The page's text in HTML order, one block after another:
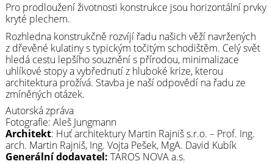
Pro prodloužení životnosti konstrukce jsou horizontální prvky
kryté plechem.
Rozhledna konstrukčně rozvíjí řadu našich věží navržených
z dřevěné kulatiny s typickým točitým schodištěm. Celý svět
hledá cestu lepšího souznění s přírodou, minimalizace
uhlíkové stopy a vybřednutí z hluboké krize, kterou
architektura prožívá. Stavba je naší odpovědí na řadu ze
zmíněných otázek.
Autorská zpráva
Fotografie: Aleš Jungmann
Architekt: Huť architektury Martin Rajniš s.r.o. – Prof. Ing.
arch. Martin Rajniš, Ing. Vojta Pešek, MgA. David Kubík
Generální dodavatel: TAROS NOVA a.s.